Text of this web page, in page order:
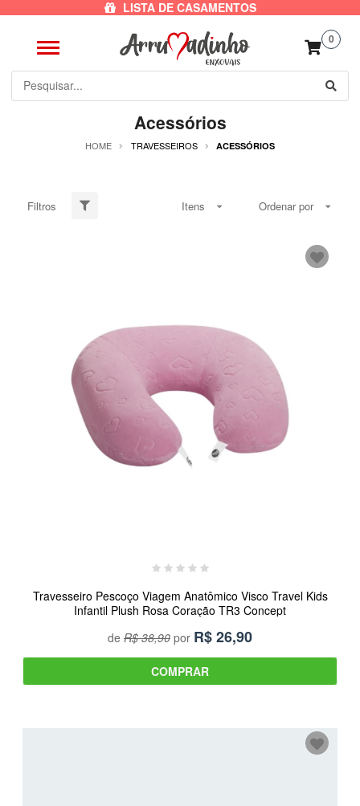
LISTA DE CASAMENTOS
0
Acessórios
HOME TRAVESSEIROS ACESSÓRIOS
Filtros Itens Ordenar por
Travesseiro Pescoço Viagem Anatômico Visco Travel Kids
Infantil Plush Rosa Coração TR3 Concept
de R$ 38,90 por R$26,90
COMPRAR